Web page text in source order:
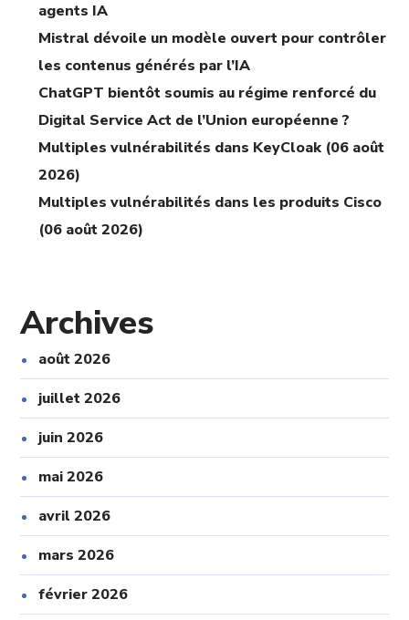
agents IA
Mistral dévoile un modèle ouvert pour contrôler
les contenus générés par l’IA
ChatGPT bientôt soumis au régime renforcé du
Digital Service Act de l’Union européenne ?
Multiples vulnérabilités dans KeyCloak (06 août
2026)
Multiples vulnérabilités dans les produits Cisco
(06 août 2026)
Archives
août 2026
juillet 2026
juin 2026
mai 2026
avril 2026
mars 2026
février 2026